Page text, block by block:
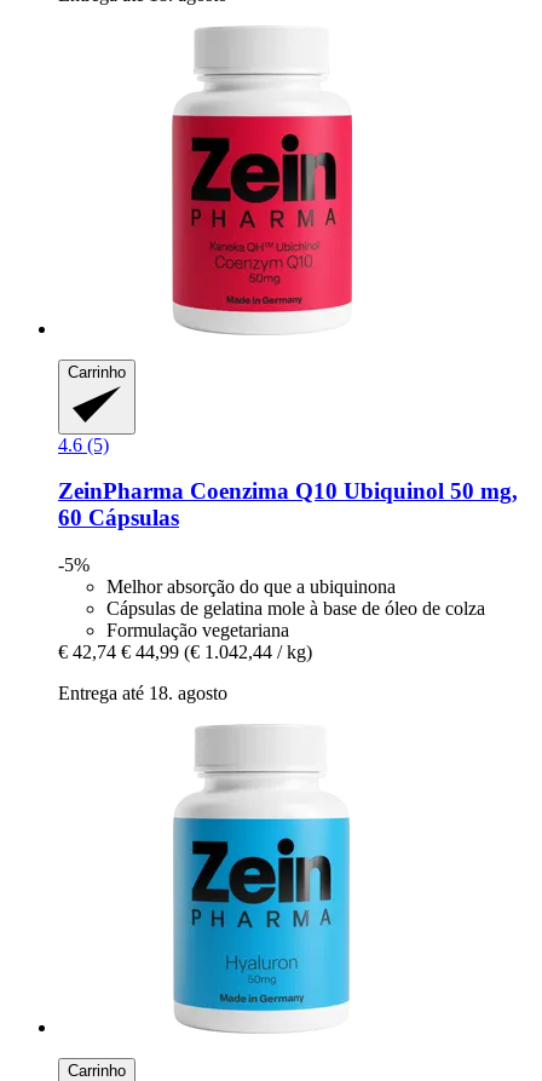
Carrinho
4.6 (5)
ZeinPharma Coenzima Q10 Ubiquinol 50 mg,
60 Cápsulas
-5%
Melhor absorção do que a ubiquinona
Cápsulas de gelatina mole à base de óleo de colza
Formulação vegetariana
€ 42,74 € 44,99 (€ 1.042,44 / kg)
Entrega até 18. agosto
Carrinho